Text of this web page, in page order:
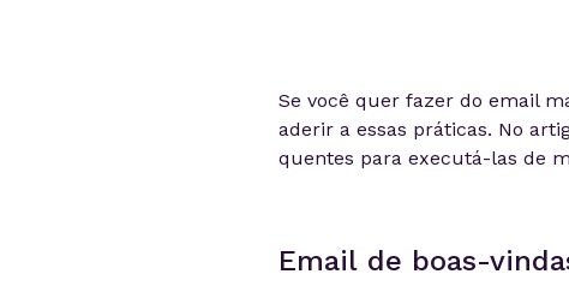
Se você quer fazer do email
aderir a essas práticas. No
quentes para executá-las de
Email de boas-